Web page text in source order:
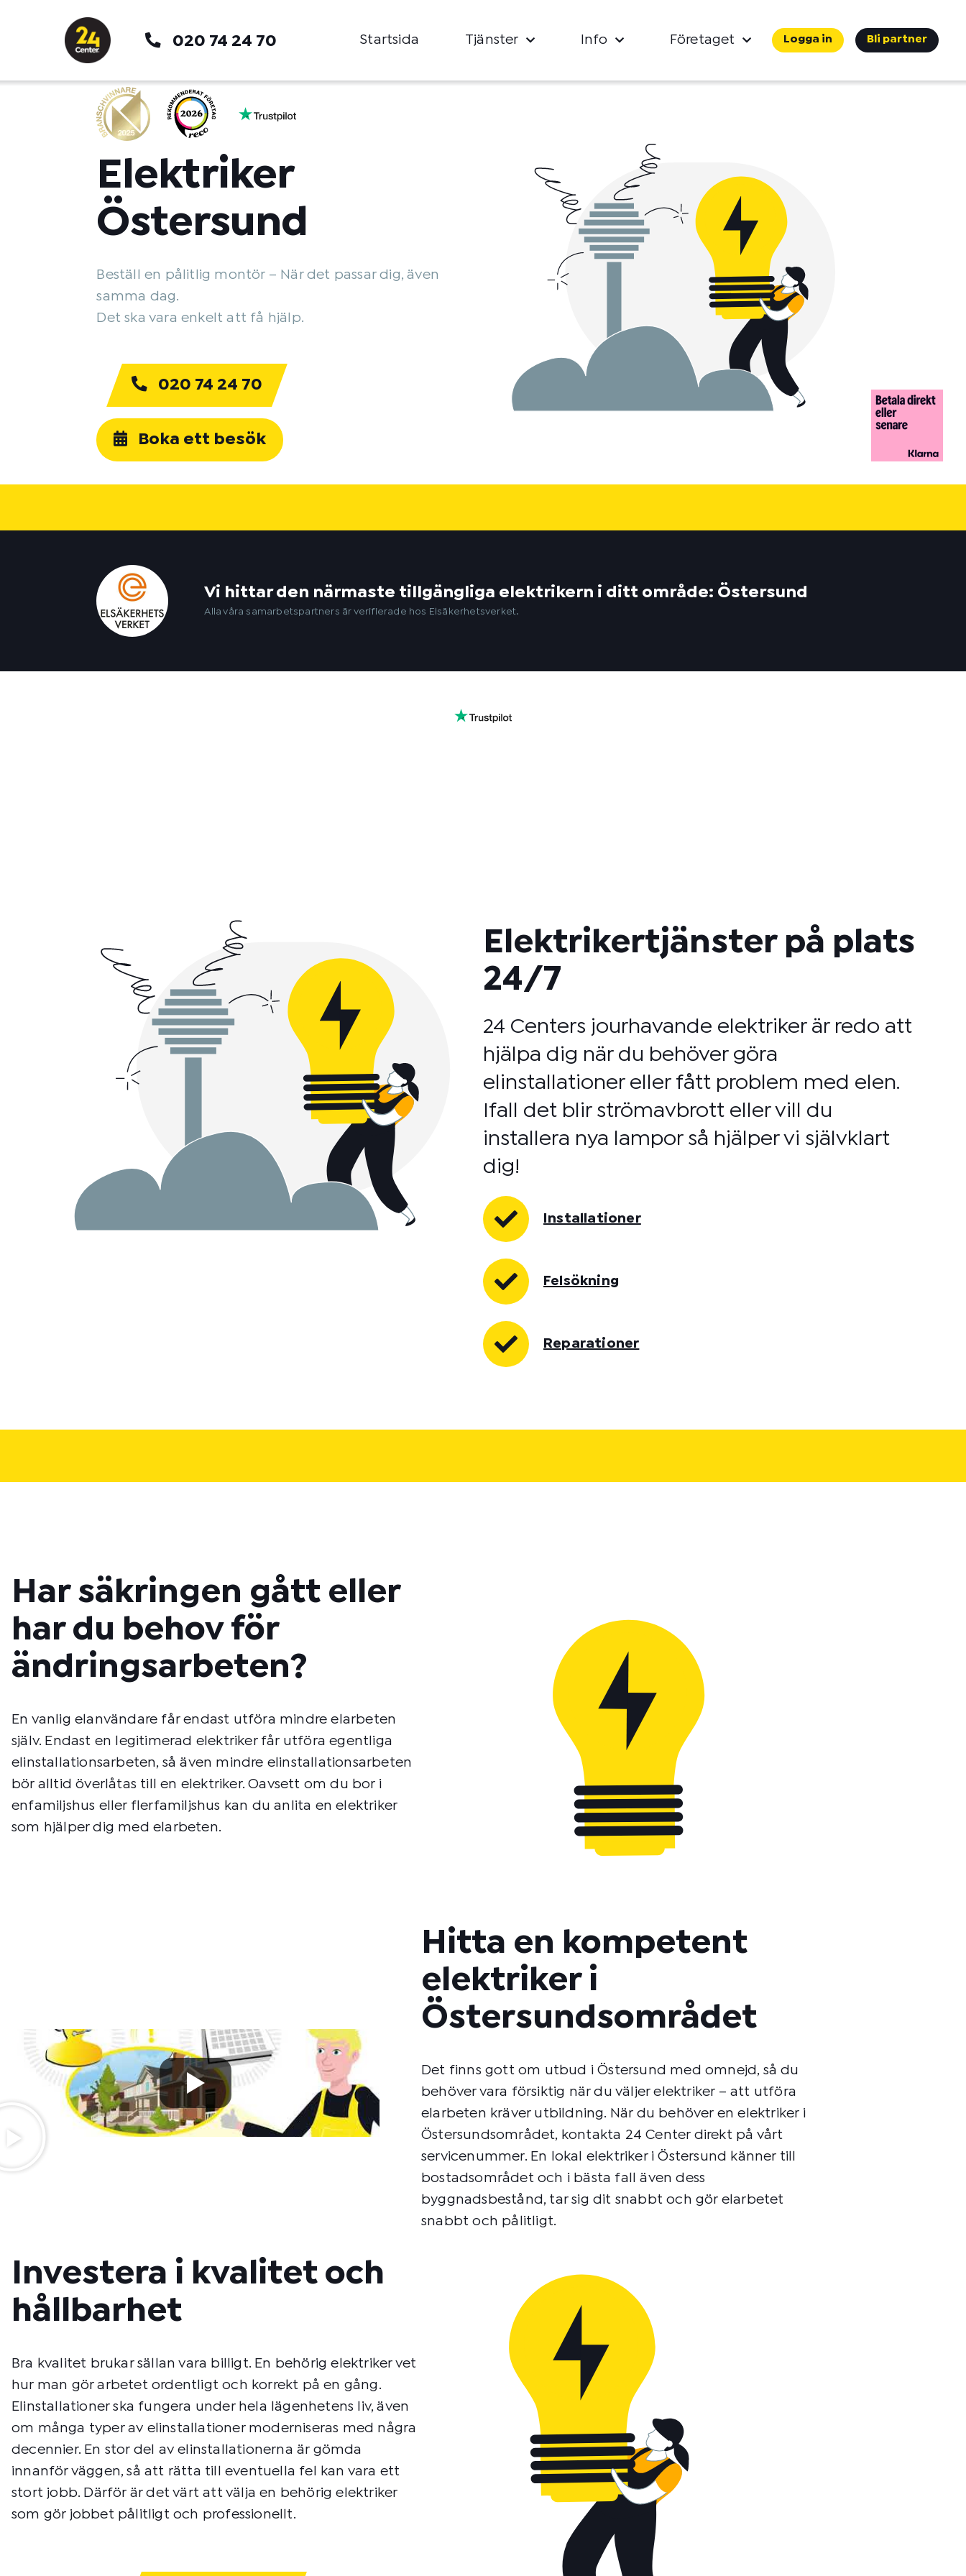
020 74 24 70 Startsida Tjänster Info Företaget Logga in Bli partner
Elektriker
Östersund
Beställ en pålitlig montör – När det passar dig, även
samma dag.
Det ska vara enkelt att få hjälp.
020 74 24 70
Boka ett besök
Vi hittar den närmaste tillgängliga elektrikern i ditt område: Östersund
Alla våra samarbetspartners är verifierade hos Elsäkerhetsverket.
Elektrikertjänster på plats
24/7
24 Centers jourhavande elektriker är redo att
hjälpa dig när du behöver göra
elinstallationer eller fått problem med elen.
Ifall det blir strömavbrott eller vill du
installera nya lampor så hjälper vi självklart
dig!
Installationer
Felsökning
Reparationer
Har säkringen gått eller
har du behov för
ändringsarbeten?
En vanlig elanvändare får endast utföra mindre elarbeten
själv. Endast en legitimerad elektriker får utföra egentliga
elinstallationsarbeten, så även mindre elinstallationsarbeten
bör alltid överlåtas till en elektriker. Oavsett om du bor i
enfamiljshus eller flerfamiljshus kan du anlita en elektriker
som hjälper dig med elarbeten.
Hitta en kompetent
elektriker i
Östersundsområdet
Det finns gott om utbud i Östersund med omnejd, så du
behöver vara försiktig när du väljer elektriker – att utföra
elarbeten kräver utbildning. När du behöver en elektriker i
Östersundsområdet, kontakta 24 Center direkt på vårt
servicenummer. En lokal elektriker i Östersund känner till
bostadsområdet och i bästa fall även dess
byggnadsbestånd, tar sig dit snabbt och gör elarbetet
snabbt och pålitligt.
Investera i kvalitet och
hållbarhet
Bra kvalitet brukar sällan vara billigt. En behörig elektriker vet
hur man gör arbetet ordentligt och korrekt på en gång.
Elinstallationer ska fungera under hela lägenhetens liv, även
om många typer av elinstallationer moderniseras med några
decennier. En stor del av elinstallationerna är gömda
innanför väggen, så att rätta till eventuella fel kan vara ett
stort jobb. Därför är det värt att välja en behörig elektriker
som gör jobbet pålitligt och professionellt.